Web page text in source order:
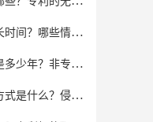
专利驳回复审具体有多长时间？哪些情况下专利申请可能被驳回？
发明专利权的保护期限是多少年？非专利发明人是否有专利申请权？
侵犯专利权的赔偿计算方式是什么？侵犯专利权的诉讼时效为多长时间？